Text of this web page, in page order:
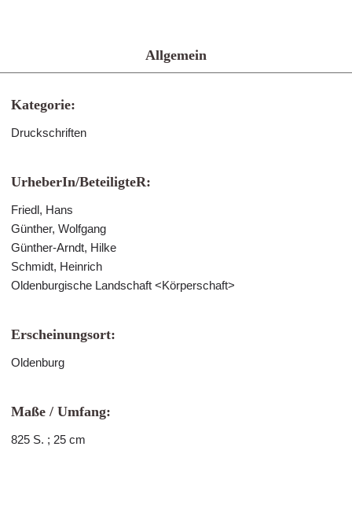
Allgemein
Kategorie:
Druckschriften
UrheberIn/BeteiligteR:
Friedl, Hans
Günther, Wolfgang
Günther-Arndt, Hilke
Schmidt, Heinrich
Oldenburgische Landschaft <Körperschaft>
Erscheinungsort:
Oldenburg
Maße / Umfang:
825 S. ; 25 cm